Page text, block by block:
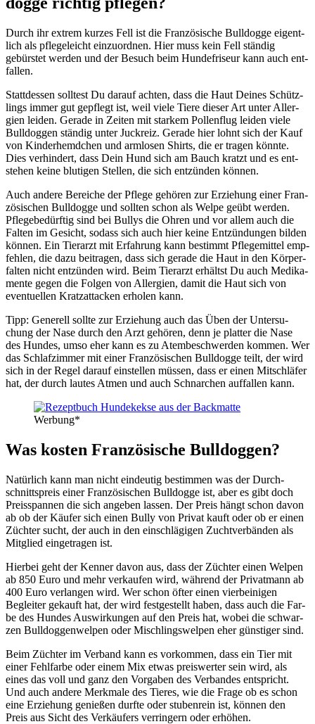
Durch ihr extrem kur­zes Fell ist die Fran­zö­si­sche Bull­dog­ge eigent­
lich als pfle­ge­leicht ein­zu­ord­nen. Hier muss kein Fell stän­dig
gebürs­tet wer­den und der Besuch beim Hun­de­fri­seur kann auch ent­
fal­len.
Statt­des­sen soll­test Du dar­auf ach­ten, dass die Haut Dei­nes Schütz­
lings immer gut gepflegt ist, weil vie­le Tie­re die­ser Art unter All­er­
gien lei­den. Gera­de in Zei­ten mit star­kem Pol­len­flug lei­den vie­le
Bull­dog­gen stän­dig unter Juck­reiz. Gera­de hier lohnt sich der Kauf
von Kin­der­hemd­chen und arm­lo­sen Shirts, die er tra­gen könn­te.
Dies ver­hin­dert, dass Dein Hund sich am Bauch kratzt und es ent­
ste­hen kei­ne blu­ti­gen Stel­len, die sich ent­zün­den kön­nen.
Auch ande­re Berei­che der Pfle­ge gehö­ren zur Erzie­hung einer Fran­
zö­si­schen Bull­dog­ge und soll­ten schon als Wel­pe geübt wer­den.
Pfle­ge­be­dürf­tig sind bei Bul­lys die Ohren und vor allem auch die
Fal­ten im Gesicht, sodass sich auch hier kei­ne Ent­zün­dun­gen bil­den
kön­nen. Ein Tier­arzt mit Erfah­rung kann bestimmt Pfle­ge­mit­tel emp­
feh­len, die dazu bei­tra­gen, dass sich gera­de die Haut in den Kör­per­
fal­ten nicht ent­zün­den wird. Beim Tier­arzt erhältst Du auch Medi­ka­
men­te gegen die Fol­gen von All­er­gien, damit die Haut sich von
even­tu­el­len Kratz­at­ta­cken erho­len kann.
Tipp: Gene­rell soll­te zur Erzie­hung auch das Üben der Unter­su­
chung der Nase durch den Arzt gehö­ren, denn je plat­ter die Nase
des Hun­des, umso eher kann es zu Atem­be­schwer­den kom­men. Wer
das Schlaf­zim­mer mit einer Fran­zö­si­schen Bull­dog­ge teilt, der wird
sich in der Regel dar­auf ein­stel­len müs­sen, dass er einen Mit­schlä­fer
hat, der durch lau­tes Atmen und auch Schnar­chen auf­fal­len kann.
Wer­bung*
Was kos­ten Fran­zö­si­sche Bull­dog­gen?
Natür­lich kann man nicht ein­deu­tig bestim­men was der Durch­
schnitts­preis einer Fran­zö­si­schen Bull­dog­ge ist, aber es gibt doch
Preis­span­nen die sich ange­ben las­sen. Der Preis hängt schon davon
ab ob der Käu­fer sich einen Bul­ly von Pri­vat kauft oder ob er einen
Züch­ter sucht, der auch in den ein­schlä­gi­gen Zucht­ver­bän­den als
Mit­glied ein­ge­tra­gen ist.
Hier­bei geht der Ken­ner davon aus, dass der Züch­ter einen Wel­pen
ab 850 Euro und mehr ver­kau­fen wird, wäh­rend der Pri­vat­mann ab
400 Euro ver­lan­gen wird. Wer schon öfter einen vier­bei­ni­gen
Beglei­ter gekauft hat, der wird fest­ge­stellt haben, dass auch die Far­
be des Hun­des Aus­wir­kun­gen auf den Preis hat, wobei die schwar­
zen Bull­dog­gen­wel­pen oder Misch­lings­wel­pen eher güns­ti­ger sind.
Beim Züch­ter im Ver­band kann es vor­kom­men, dass ein Tier mit
einer Fehl­far­be oder einem Mix etwas preis­wer­ter sein wird, als
eines das voll und ganz den Vor­ga­ben des Ver­ban­des ent­spricht.
Und auch ande­re Merk­ma­le des Tie­res, wie die Fra­ge ob es schon
eine Erzie­hung genie­ßen durf­te oder stu­ben­rein ist, kön­nen den
Preis aus Sicht des Ver­käu­fers ver­rin­gern oder erhö­hen.